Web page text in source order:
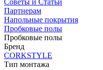
Советы и Статьи
Партнерам
Напольные покрытия
Пробковые полы
Пробковые полы
Бренд
CORKSTYLE
Тип монтажа